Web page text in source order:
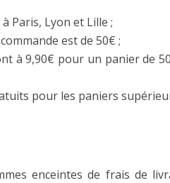
Paris, Lyon et Lille ;
est de 50€ ;
à 9,90€ pour un panier de
pour les paniers
enceintes de frais de